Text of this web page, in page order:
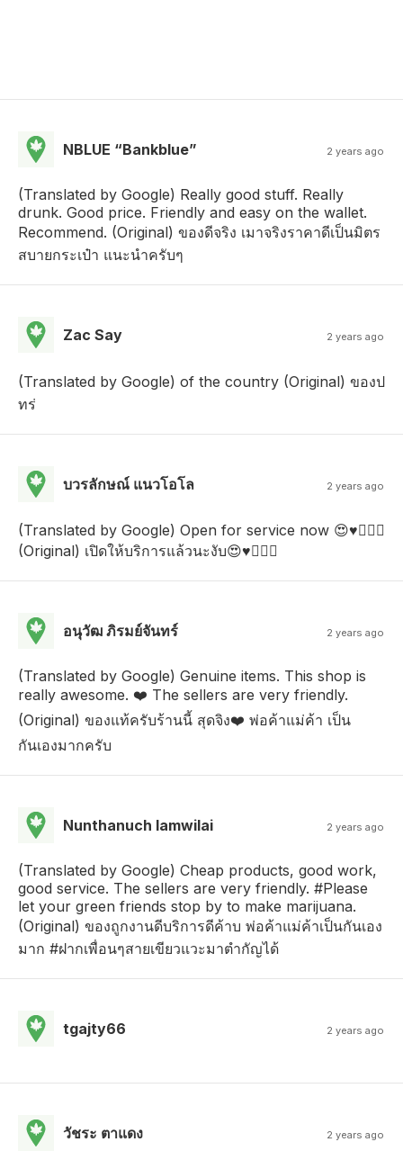
NBLUE “Bankblue” 2 years ago
(Translated by Google) Really good stuff. Really
drunk. Good price. Friendly and easy on the wallet.
Recommend. (Original) ของดีจริง เมาจริงราคาดีเป็นมิตร
สบายกระเป๋า แนะนำครับๆ
Zac Say 2 years ago
(Translated by Google) of the country (Original) ของป
ทร่
บวรลักษณ์ แนวโอโล 2 years ago
(Translated by Google) Open for service now 😍♥️🙇🏻‍♀️
(Original) เปิดให้บริการแล้วนะงับ😍♥️🙇🏻‍♀️
อนุวัฒ ภิรมย์จันทร์ 2 years ago
(Translated by Google) Genuine items. This shop is
really awesome. ❤️ The sellers are very friendly.
(Original) ของแท้ครับร้านนี้ สุดจิง❤️ พ่อค้าแม่ค้า เป็น
กันเองมากครับ
Nunthanuch Iamwilai 2 years ago
(Translated by Google) Cheap products, good work,
good service. The sellers are very friendly. #Please
let your green friends stop by to make marijuana.
(Original) ของถูกงานดีบริการดีค้าบ พ่อค้าแม่ค้าเป็นกันเอง
มาก #ฝากเพื่อนๆสายเขียวแวะมาตำกัญได้
tgajty66 2 years ago
วัชระ ตาแดง 2 years ago